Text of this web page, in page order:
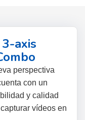
axis
perspectiva
con un
y calidad
vídeos en